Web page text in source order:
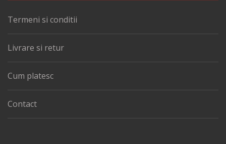
Termeni si conditii
Livrare si retur
Cum platesc
Contact